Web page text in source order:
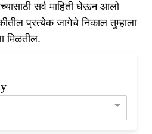
सर्व माहिती घेऊन आलो
प्रत्येक जागेचे निकाल तुम्हाला
मिळतील.